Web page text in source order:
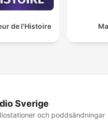
de l'Histoire
Sverige
och poddsändningar